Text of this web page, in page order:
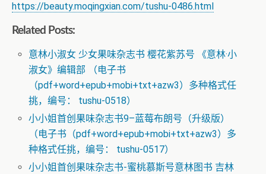
https://beauty.moqingxian.com/tushu-0486.html
Related Posts:
意林小淑女 少女果味杂志书 樱花紫苏号 《意林·小
淑女》编辑部 （电子书
（pdf+word+epub+mobi+txt+azw3）多种格式任
挑，编号： tushu-0518）
小小姐首创果味杂志书9–蓝莓布朗号（升级版）
（电子书（pdf+word+epub+mobi+txt+azw3）多
种格式任挑，编号： tushu-0517）
小小姐首创果味杂志书-蜜桃慕斯号意林图书 吉林